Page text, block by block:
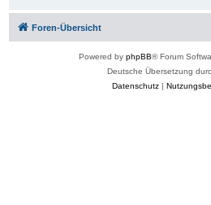
Foren-Übersicht
Powered by phpBB® Forum
Deutsche Übersetzung
Datenschutz|